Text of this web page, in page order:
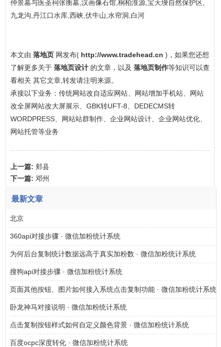
仲景墓与医圣祠张衡墓,汉画像石馆,桐柏淮源,宝天墁自然保护区,
九龙沟,丹江口水库,西峡,伏牛山,水帘洞,白河
本文由 落地页 网发布( http://www.tradehead.cn )，如果您还想
了解更多关于 落地页设计 的文章，以及 落地页制作等知识可以查
看相关 其它文章,转发请注明来源。
承接以下业务：传统网站改自适应网站、网站增加手机站、网站
改全屏网站改大屏展示、GBK转UFT-8、DEDECMS转
WORDPRESS、网站站群制作、企业网站设计、企业网站优化、
网站托管等业务
上一篇: 郏县
下一篇: 邓州
最新文章
北京
360api对接步骤 · 微信加粉统计系统
为何后台复制统计数据远高于真实加粉数 · 微信加粉统计系统
搜狗api对接步骤 · 微信加粉统计系统
页面其他按钮、图片如何接入系统点击复制功能 · 微信加粉统计系统
卧龙神马对接说明 · 微信加粉统计系统
点击复制按钮样式如何自定义颜色背景 · 微信加粉统计系统
百度ocpc深度转化 · 微信加粉统计系统